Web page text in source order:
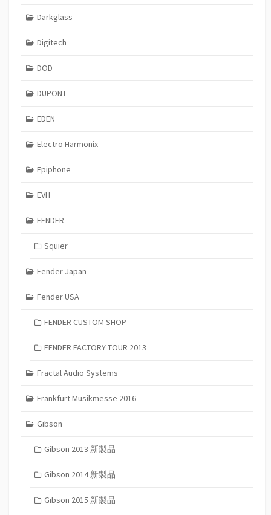
Darkglass
Digitech
DOD
DUPONT
EDEN
Electro Harmonix
Epiphone
EVH
FENDER
Squier
Fender Japan
Fender USA
FENDER CUSTOM SHOP
FENDER FACTORY TOUR 2013
Fractal Audio Systems
Frankfurt Musikmesse 2016
Gibson
Gibson 2013 新製品
Gibson 2014 新製品
Gibson 2015 新製品